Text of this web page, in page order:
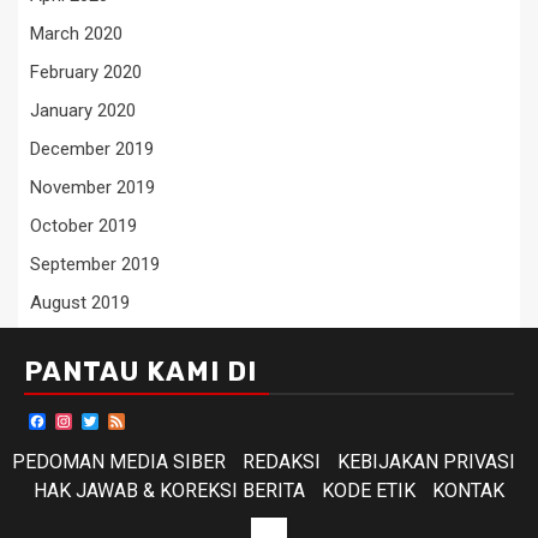
March 2020
February 2020
January 2020
December 2019
November 2019
October 2019
September 2019
August 2019
PANTAU KAMI DI
Facebook
Instagram
Twitter
PEDOMAN MEDIA SIBER
REDAKSI
KEBIJAKAN PRIVASI
HAK JAWAB & KOREKSI BERITA
KODE ETIK KONTAK